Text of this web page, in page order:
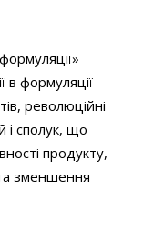
в формуляції
революційні
і сполук, що
продукту,
зменшення